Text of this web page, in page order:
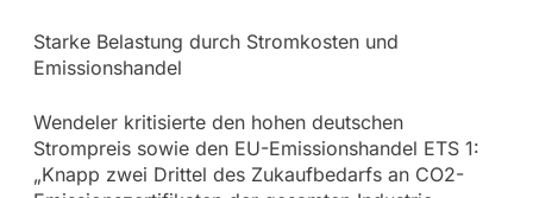
Starke Belastung durch Stromkosten und
Emissionshandel
Wendeler kritisierte den hohen deutschen
Strompreis sowie den EU-Emissionshandel ETS 1:
„Knapp zwei Drittel des Zukaufbedarfs an CO2-